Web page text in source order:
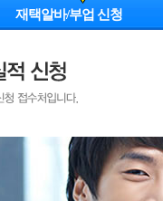
재택알바/부업 신청